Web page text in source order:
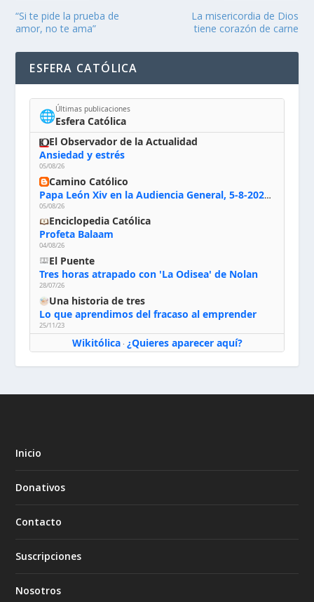
“Si te pide la prueba de
amor, no te ama”
La misericordia de Dios
tiene corazón de carne
ESFERA CATÓLICA
🌐Últimas publicaciones
Esfera Católica
El Observador de la Actualidad
Ansiedad y estrés
05/08/26
Camino Católico
Papa León Xiv en la Audiencia General, 5-8-2026: «Dios en el primer puesto; la oración, nuestra primera obligación; la liturgia, la primera fuente de la vida divina que se nos comunica, la primera escuela de nuestra vida espiritual»
05/08/26
Enciclopedia Católica
Profeta Balaam
04/08/26
El Puente
Tres horas atrapado con 'La Odisea' de Nolan
28/07/26
Una historia de tres
Lo que aprendimos del fracaso al emprender
25/11/23
Wikitólica· ¿Quieres aparecer aquí?
Inicio
Donativos
Contacto
Suscripciones
Nosotros